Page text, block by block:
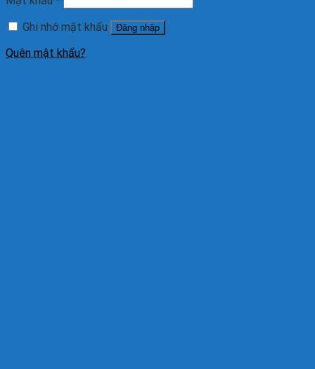
Ghi nhớ mật khẩu
Đăng nhập
Quên mật khẩu?